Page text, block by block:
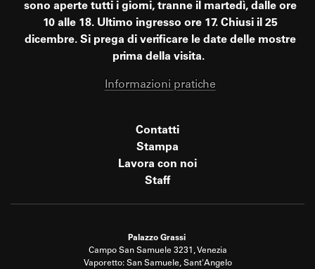
sono aperte tutti i giorni, tranne il martedì, dalle ore
10 alle 18. Ultimo ingresso ore 17. Chiusi il 25
dicembre. Si prega di verificare le date delle mostre
prima della visita.
Informazioni pratiche
Contatti
Stampa
Lavora con noi
Staff
Palazzo Grassi
Campo San Samuele 3231, Venezia
Vaporetto: San Samuele, Sant'Angelo